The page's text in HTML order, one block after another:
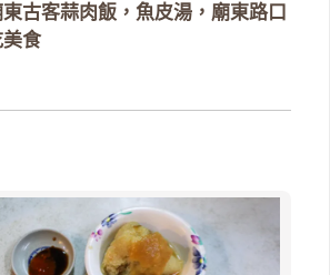
東古客蒜肉飯，魚皮湯，廟東路口
食